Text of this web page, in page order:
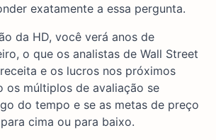
exatamente a essa pergunta.
da HD, você verá anos de
o que os analistas de Wall Street
e os lucros nos próximos
os múltiplos de avaliação se
do tempo e se as metas de preço
cima ou para baixo.